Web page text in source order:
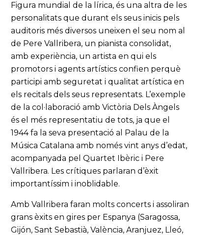
Figura mundial de la lírica, és una altra de les
personalitats que durant els seus inicis pels
auditoris més diversos uneixen el seu nom al
de Pere Vallribera, un pianista consolidat,
amb experiència, un artista en qui els
promotors i agents artístics confien perquè
participi amb seguretat i qualitat artística en
els recitals dels seus representats. L’exemple
de la col·laboració amb Victòria Dels Àngels
és el més representatiu de tots, ja que el
1944 fa la seva presentació al Palau de la
Música Catalana amb només vint anys d’edat,
acompanyada pel Quartet Ibèric i Pere
Vallribera. Les crítiques parlaran d’èxit
importantíssim i inoblidable.
Amb Vallribera faran molts concerts i assoliran
grans èxits en gires per Espanya (Saragossa,
Gijón, Sant Sebastià, València, Aranjuez, Lleó,